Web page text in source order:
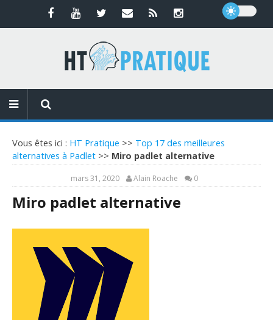
Vous êtes ici : HT Pratique >> Top 17 des meilleures
alternatives à Padlet >> Miro padlet alternative
mars 31, 2020 Alain Roache 0
Miro padlet alternative